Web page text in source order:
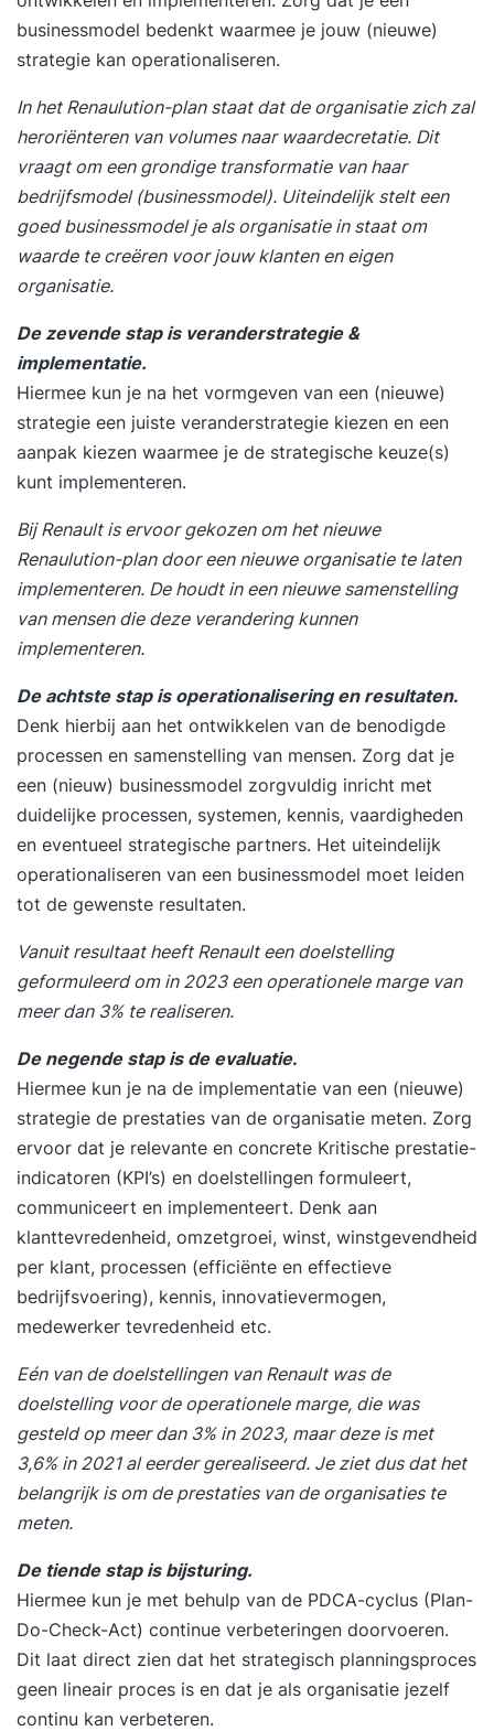
businessmodel bedenkt waarmee je jouw (nieuwe)
strategie kan operationaliseren.
In het Renaulution-plan staat dat de organisatie zich zal
heroriënteren van volumes naar waardecretatie. Dit
vraagt om een grondige transformatie van haar
bedrijfsmodel (businessmodel). Uiteindelijk stelt een
goed businessmodel je als organisatie in staat om
waarde te creëren voor jouw klanten en eigen
organisatie.
De zevende stap is veranderstrategie &
implementatie.
Hiermee kun je na het vormgeven van een (nieuwe)
strategie een juiste veranderstrategie kiezen en een
aanpak kiezen waarmee je de strategische keuze(s)
kunt implementeren.
Bij Renault is ervoor gekozen om het nieuwe
Renaulution-plan door een nieuwe organisatie te laten
implementeren. De houdt in een nieuwe samenstelling
van mensen die deze verandering kunnen
implementeren.
De achtste stap is operationalisering en resultaten.
Denk hierbij aan het ontwikkelen van de benodigde
processen en samenstelling van mensen. Zorg dat je
een (nieuw) businessmodel zorgvuldig inricht met
duidelijke processen, systemen, kennis, vaardigheden
en eventueel strategische partners. Het uiteindelijk
operationaliseren van een businessmodel moet leiden
tot de gewenste resultaten.
Vanuit resultaat heeft Renault een doelstelling
geformuleerd om in 2023 een operationele marge van
meer dan 3% te realiseren.
De negende stap is de evaluatie.
Hiermee kun je na de implementatie van een (nieuwe)
strategie de prestaties van de organisatie meten. Zorg
ervoor dat je relevante en concrete Kritische prestatie-
indicatoren (KPI’s) en doelstellingen formuleert,
communiceert en implementeert. Denk aan
klanttevredenheid, omzetgroei, winst, winstgevendheid
per klant, processen (efficiënte en effectieve
bedrijfsvoering), kennis, innovatievermogen,
medewerker tevredenheid etc.
Eén van de doelstellingen van Renault was de
doelstelling voor de operationele marge, die was
gesteld op meer dan 3% in 2023, maar deze is met
3,6% in 2021 al eerder gerealiseerd. Je ziet dus dat het
belangrijk is om de prestaties van de organisaties te
meten.
De tiende stap is bijsturing.
Hiermee kun je met behulp van de PDCA-cyclus (Plan-
Do-Check-Act) continue verbeteringen doorvoeren.
Dit laat direct zien dat het strategisch planningsproces
geen lineair proces is en dat je als organisatie jezelf
continu kan verbeteren.